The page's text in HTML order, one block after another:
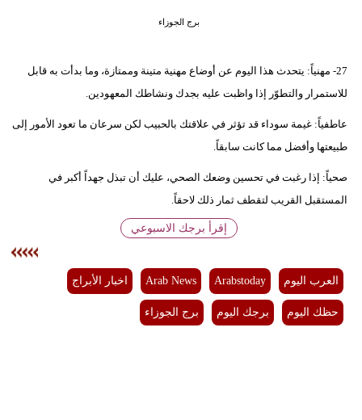
علوم
فيديو
برج الجوزاء
27- مهنياً: يتحدث هذا اليوم عن أوضاع مهنية متينة وممتازة، وما بدأت به قابل
للاستمرار والتطوّر إذا واظبت عليه بجدك ونشاطك المعهودين.
عاطفياً: غيمة سوداء قد تؤثر في علاقتك بالحبيب لكن سرعان ما تعود الأمور إلى
طبيعتها وأفضل مما كانت سابقاً.
صحياً: إذا رغبت في تحسين وضعك الصحي، عليك أن تبذل جهداً أكبر في
المستقبل القريب لتقطف ثمار ذلك لاحقاً.
إقرأ برجك الاسبوعي
العرب اليوم Arabstoday
Arab News اخبار الأبراج
حظك اليوم برجك اليوم برج الجوزاء